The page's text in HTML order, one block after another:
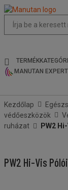
oldal
és
keresési
MANUTAN EXPERT
Kezdőlap
védőeszközök
ruházat
PW2
PW2 Hi-Vis